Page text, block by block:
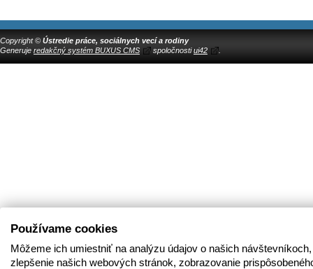
Copyright © Ústredie práce, sociálnych vecí a rodiny
Generuje redakčný systém BUXUS CMS spoločnostiui42
Používame cookies
Môžeme ich umiestniť na analýzu údajov o našich
zlepšenie našich webových stránok, zobrazovanie